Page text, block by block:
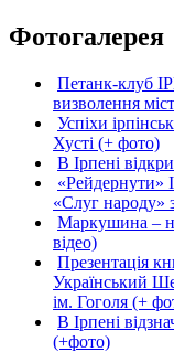
Фотогалерея
Петанк-клуб
визволення
Успіхи
Хусті (+ фото)
В Ірпені
«Рейдернути»
«Слуг народу»
Маркушина –
відео)
Презентація
Український
ім. Гоголя (+
В Ірпені
(+фото)